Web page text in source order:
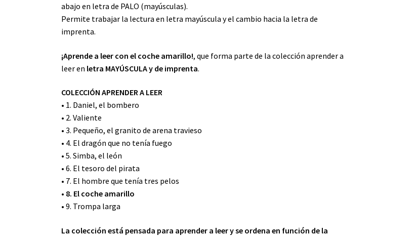
abajo en letra de PALO (mayúsculas).
Permite trabajar la lectura en letra mayúscula y el cambio hacia la letra de
imprenta.
¡Aprende a leer con el coche amarillo!, que forma parte de la colección aprender a
leer en letra MAYÚSCULA y de imprenta.
COLECCIÓN APRENDER A LEER
• 1. Daniel, el bombero
• 2. Valiente
• 3. Pequeño, el granito de arena travieso
• 4. El dragón que no tenía fuego
• 5. Simba, el león
• 6. El tesoro del pirata
• 7. El hombre que tenía tres pelos
• 8. El coche amarillo
• 9. Trompa larga
La colección está pensada para aprender a leer y se ordena en función de la